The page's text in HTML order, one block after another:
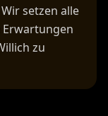
Wir setzen alle
Erwartungen
zu